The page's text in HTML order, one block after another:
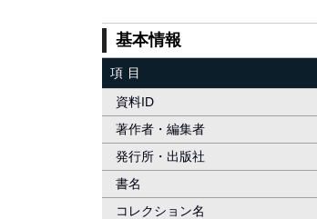
基本情報
項目
資料ID
著作者・編集者
発行所・出版社
書名
コレクション名